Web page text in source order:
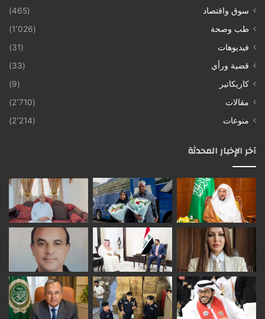
سوق واقتصاد
(465)
طب وصحة
(1٬026)
فيديوهات
(31)
قضية ورأي
(33)
كاريكاتير
(9)
مقالات
(2٬710)
منوعات
(2٬214)
آخر الإخبار المحدثة